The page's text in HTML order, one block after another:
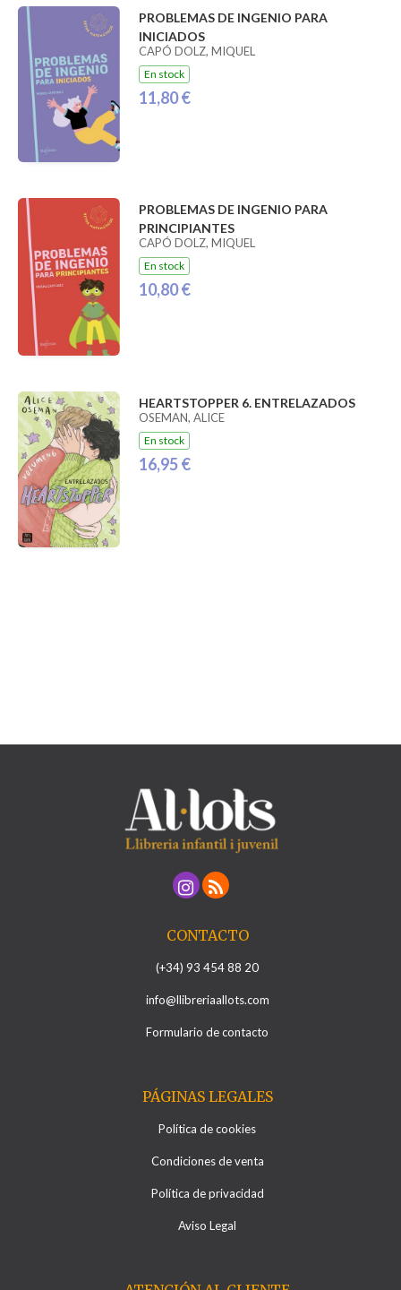
PROBLEMAS DE INGENIO PARA
INICIADOS
CAPÓ DOLZ, MIQUEL
En stock
11,80 €
PROBLEMAS DE INGENIO PARA
PRINCIPIANTES
CAPÓ DOLZ, MIQUEL
En stock
10,80 €
HEARTSTOPPER 6. ENTRELAZADOS
OSEMAN, ALICE
En stock
16,95 €
CONTACTO
(+34) 93 454 88 20
info@llibreriaallots.com
Formulario de contacto
PÁGINAS LEGALES
Política de cookies
Condiciones de venta
Política de privacidad
Aviso Legal